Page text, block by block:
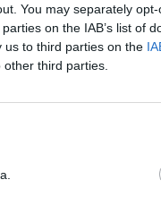
You may separately
on the IAB’s list of
us to third parties on the
third parties.